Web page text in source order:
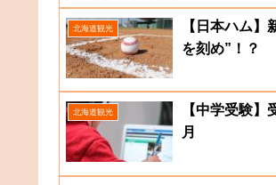
北海道観光
【日本ハム】
を刻め”！？
北海道観光
【中学受験】
月